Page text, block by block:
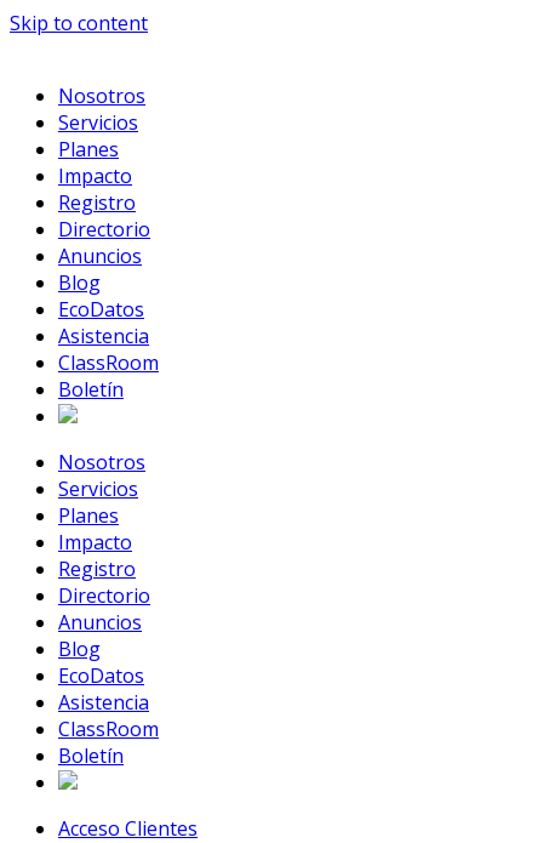
Skip to content
Nosotros
Servicios
Planes
Impacto
Registro
Directorio
Anuncios
Blog
EcoDatos
Asistencia
ClassRoom
Boletín
Nosotros
Servicios
Planes
Impacto
Registro
Directorio
Anuncios
Blog
EcoDatos
Asistencia
ClassRoom
Boletín
Acceso Clientes